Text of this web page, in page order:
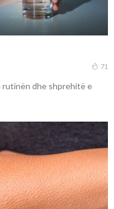
71
rutinën dhe shprehitë e